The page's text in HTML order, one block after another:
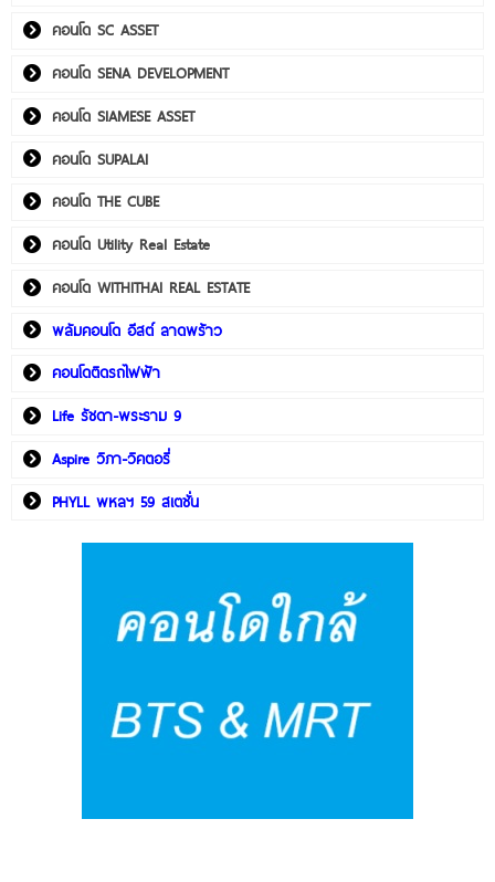
คอนโด SC ASSET
คอนโด SENA DEVELOPMENT
คอนโด SIAMESE ASSET
คอนโด SUPALAI
คอนโด THE CUBE
คอนโด Utility Real Estate
คอนโด WITHITHAI REAL ESTATE
พลัมคอนโด อีสต์ ลาดพร้าว
คอนโดติดรถไฟฟ้า
Life รัชดา-พระราม 9
Aspire วิภา-วิคตอรี่
PHYLL พหลฯ 59 สเตชั่น